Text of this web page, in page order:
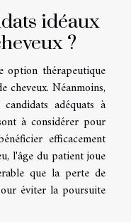
idéaux
?
option thérapeutique
Néanmoins,
adéquats à
à considérer pour
efficacement
l'âge du patient joue
que la perte de
éviter la poursuite